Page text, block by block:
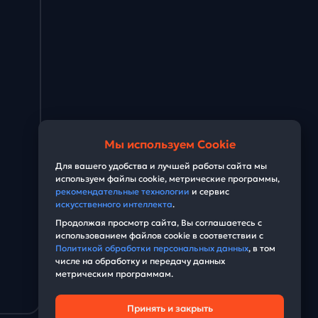
Мы используем Cookie
Для вашего удобства и лучшей работы сайта мы
используем файлы cookie, метрические программы,
рекомендательные технологии и сервис
искусственного интеллекта.
Продолжая просмотр сайта, Вы соглашаетесь с
использованием файлов cookie в соответствии с
Политикой обработки персональных данных, в том
числе на обработку и передачу данных
метрическим программам.
Принять и закрыть